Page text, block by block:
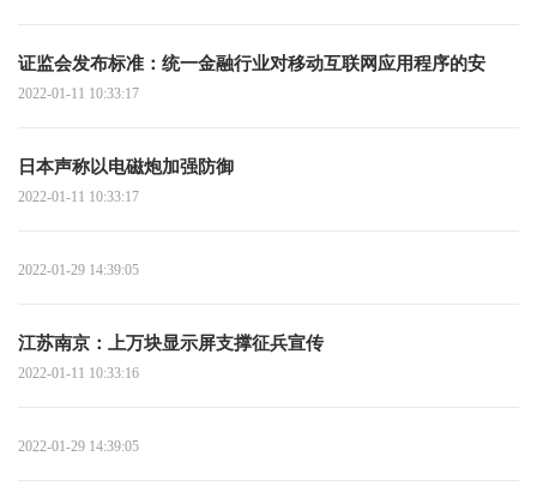
证监会发布标准：统一金融行业对移动互联网应用程序的安
2022-01-11 10:33:17
日本声称以电磁炮加强防御
2022-01-11 10:33:17
2022-01-29 14:39:05
江苏南京：上万块显示屏支撑征兵宣传
2022-01-11 10:33:16
2022-01-29 14:39:05